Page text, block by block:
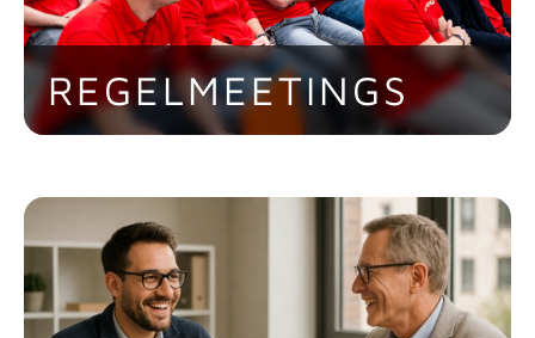
REGELMEETINGS
Vom persönlichen Gespräch über
Betriebsversammlung werden
regelmäßig Besprechungen
durchgeführt, damit alle Beschäftigten
über aktuelle Geschehnisse und weitere
Planungen informiert sind.